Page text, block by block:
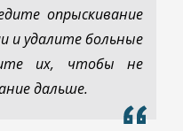
опрыскивание
и удалите больные
их, чтобы не
дальше.